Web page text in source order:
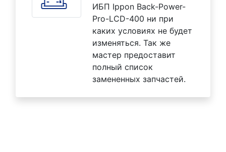
ИБП Ippon Back-Power-
Pro-LCD-400 ни при
каких условиях не будет
изменяться. Так же
мастер предоставит
полный список
замененных запчастей.